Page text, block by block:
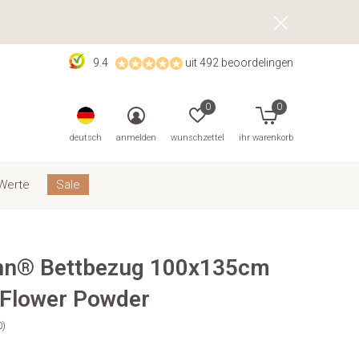
Sale
deutsch anmelden wunschzettel
0
ihr warenkorb
0
9.4 uit 492 beoordelingen
Bettbezug 100x135cm
Powder